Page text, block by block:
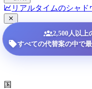
リアルタイムのシャ
2,500人以上
すべての代替案の中で
国